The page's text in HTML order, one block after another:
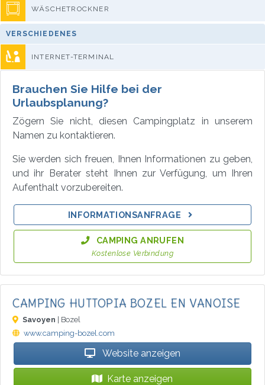
WÄSCHETROCKNER
VERSCHIEDENES
INTERNET-TERMINAL
Brauchen Sie Hilfe bei der
Urlaubsplanung?
Zögern Sie nicht, diesen Campingplatz in unserem
Namen zu kontaktieren.
Sie werden sich freuen, Ihnen Informationen zu geben,
und ihr Berater steht Ihnen zur Verfügung, um Ihren
Aufenthalt vorzubereiten.
INFORMATIONSANFRAGE
CAMPING ANRUFEN
Kostenlose Verbindung
CAMPING HUTTOPIA BOZEL EN VANOISE
Savoyen | Bozel
www.camping-bozel.com
Website anzeigen
Karte anzeigen